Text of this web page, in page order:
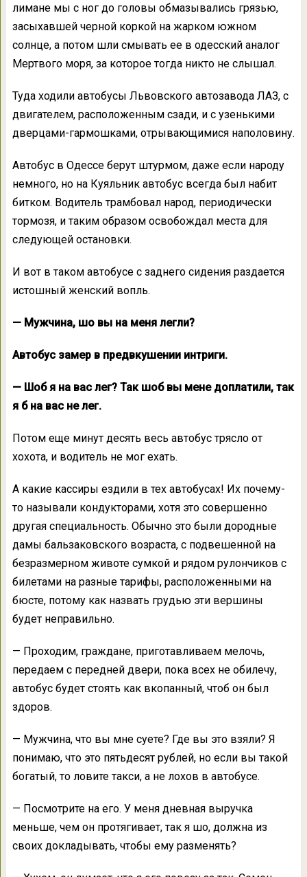
лимане мы с ног до головы обмазывались грязью,
засыхавшей черной коркой на жарком южном
солнце, а потом шли смывать ее в одесский аналог
Мертвого моря, за которое тогда никто не слышал.
Туда ходили автобусы Львовского автозавода ЛАЗ, с
двигателем, расположенным сзади, и с узенькими
дверцами-гармошками, отрывающимися наполовину.
Автобус в Одессе берут штурмом, даже если народу
немного, но на Куяльник автобус всегда был набит
битком. Водитель трамбовал народ, периодически
тормозя, и таким образом освобождал места для
следующей остановки.
И вот в таком автобусе с заднего сидения раздается
истошный женский вопль.
— Мужчина, шо вы на меня легли?
Автобус замер в предвкушении интриги.
— Шоб я на вас лег? Так шоб вы мене доплатили, так
я б на вас не лег.
Потом еще минут десять весь автобус трясло от
хохота, и водитель не мог ехать.
А какие кассиры ездили в тех автобусах! Их почему-
то называли кондукторами, хотя это совершенно
другая специальность. Обычно это были дородные
дамы бальзаковского возраста, с подвешенной на
безразмерном животе сумкой и рядом рулончиков с
билетами на разные тарифы, расположенными на
бюсте, потому как назвать грудью эти вершины
будет неправильно.
— Проходим, граждане, приготавливаем мелочь,
передаем с передней двери, пока всех не обилечу,
автобус будет стоять как вкопанный, чтоб он был
здоров.
— Мужчина, что вы мне суете? Где вы это взяли? Я
понимаю, что это пятьдесят рублей, но если вы такой
богатый, то ловите такси, а не лохов в автобусе.
— Посмотрите на его. У меня дневная выручка
меньше, чем он протягивает, так я шо, должна из
своих докладывать, чтобы ему разменять?